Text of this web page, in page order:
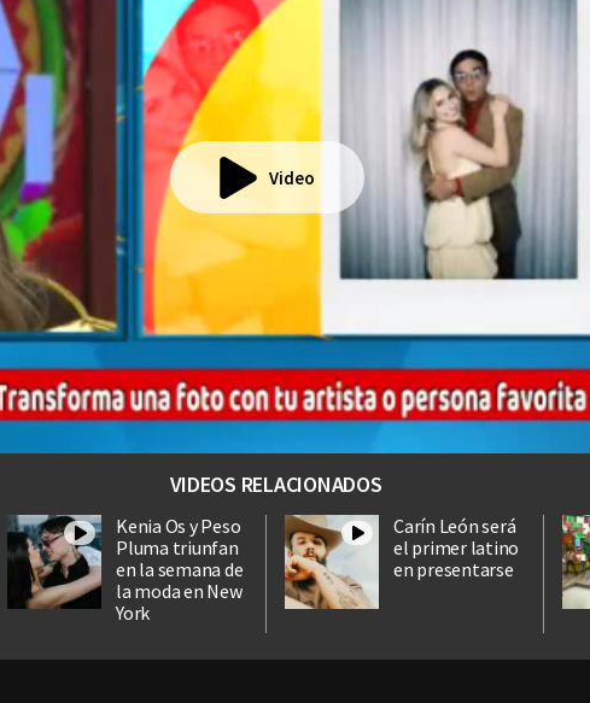
Video
VIDEOS RELACIONADOS
Kenia Os y Peso
Pluma triunfan
en la semana de
la moda en New
York
Carín León será
el primer latino
en presentarse